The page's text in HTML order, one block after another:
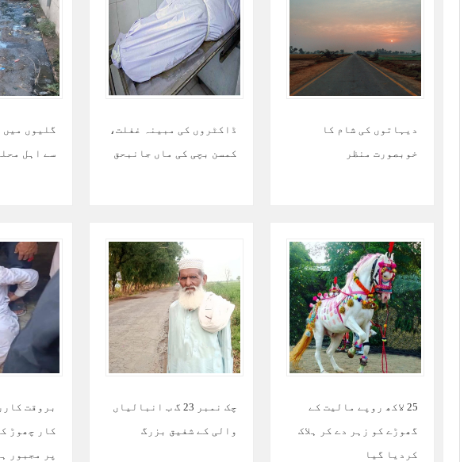
گلیوں میں
سے اہل
ڈاکٹروں کی مبینہ غفلت،
کمسن بچی کی ماں جانبحق
دیہاتوں کی شام کا
خوبصورت منظر
بروقت
کار چھوڑ
پر مجبور
چک نمبر 23 گ ب انبالیاں
والی کے شفیق بزرگ
25 لاکھ روپے مالیت کے
گھوڑے کو زہر دے کر ہلاک
کردیا گیا